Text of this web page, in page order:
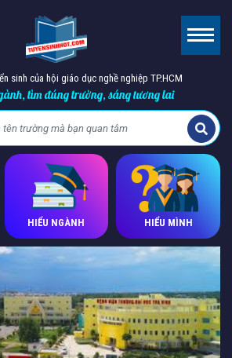
sinh của hội giáo dục nghề nghiệp TP.HCM
tìm đúng trường, sáng tương lai
HIỂU MÌNH
HIỂU NGÀNH